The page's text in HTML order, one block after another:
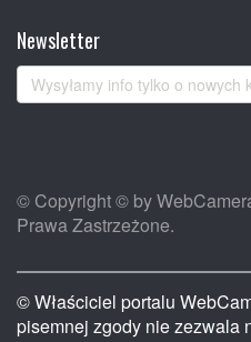
Newsletter
© Copyright © by
Prawa Zastrzeżone.
© Właściciel portalu
pisemnej zgody nie zezwala